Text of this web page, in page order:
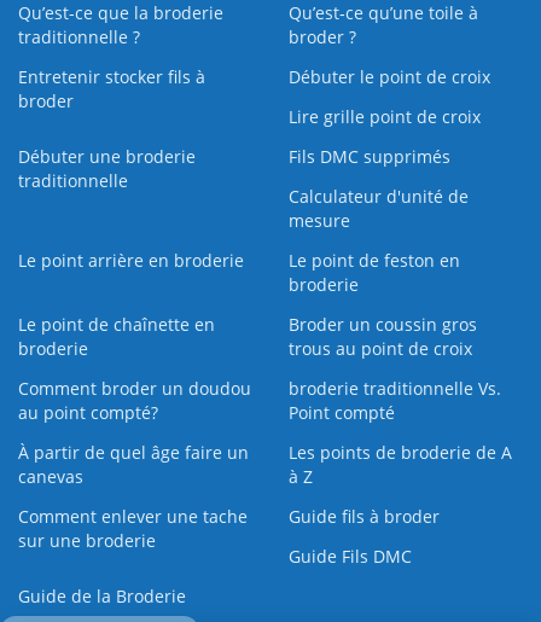
Qu’est-ce que la broderie
traditionnelle ?
Qu’est‑ce qu’une toile à
broder ?
Entretenir stocker fils à
broder
Débuter le point de croix
Lire grille point de croix
Débuter une broderie
traditionnelle
Fils DMC supprimés
Calculateur d'unité de
mesure
Le point arrière en broderie
Le point de feston en
broderie
Le point de chaînette en
broderie
Broder un coussin gros
trous au point de croix
Comment broder un doudou
au point compté?
broderie traditionnelle Vs.
Point compté
À partir de quel âge faire un
canevas
Les points de broderie de A
à Z
Comment enlever une tache
sur une broderie
Guide fils à broder
Guide Fils DMC
Guide de la Broderie